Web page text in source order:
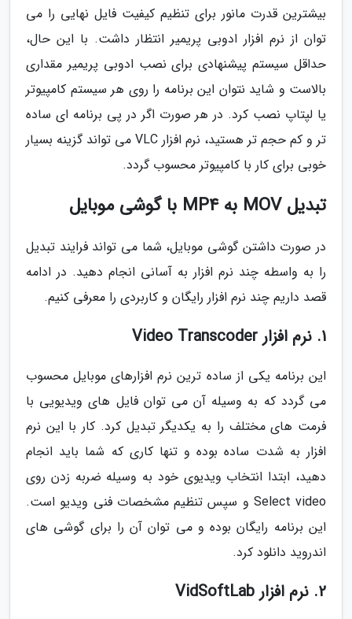
بیشترین قدرت مانور برای تنظیم کیفیت فایل نهایی را می
توان از نرم افزار ادوبی پریمیر انتظار داشت. با این حال،
حداقل سیستم پیشنهادی برای نصب ادوبی پریمیر مقداری
بالاست و شاید نتوان این برنامه را روی هر سیستم کامپیوتر
یا لپتاپ نصب کرد. در هر صورت اگر در پی برنامه ای ساده
تر و کم حجم تر هستید، نرم افزار VLC می تواند گزینه بسیار
خوبی برای کار با کامپیوتر محسوب گردد.
تبدیل MOV به MP4 با گوشی موبایل
در صورت داشتن گوشی موبایل، شما می تواند فرایند تبدیل
را به واسطه چند نرم افزار به آسانی انجام دهید. در ادامه
قصد داریم چند نرم افزار رایگان و کاربردی را معرفی کنیم.
1. نرم افزار Video Transcoder
این برنامه یکی از ساده ترین نرم افزارهای موبایل محسوب
می گردد که به وسیله آن می توان فایل های ویدیویی با
فرمت های مختلف را به یکدیگر تبدیل کرد. کار با این نرم
افزار به شدت ساده بوده و تنها کاری که شما باید انجام
دهید، ابتدا انتخاب ویدیوی خود به وسیله ضربه زدن روی
Select video و سپس تنظیم مشخصات فنی ویدیو است.
این برنامه رایگان بوده و می توان آن را برای گوشی های
اندروید دانلود کرد.
2. نرم افزار VidSoftLab